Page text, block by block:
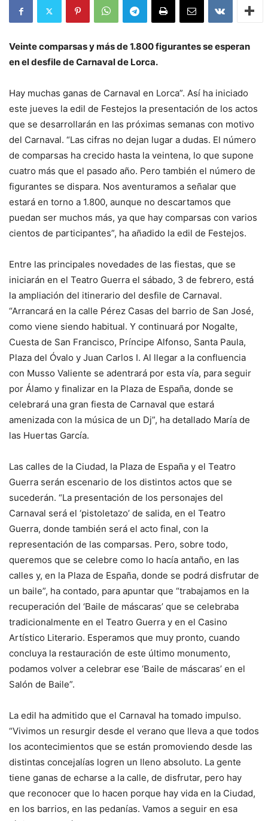
Veinte comparsas y más de 1.800 figurantes se esperan
en el desfile de Carnaval de Lorca.
Hay muchas ganas de Carnaval en Lorca”. Así ha iniciado
este jueves la edil de Festejos la presentación de los actos
que se desarrollarán en las próximas semanas con motivo
del Carnaval. “Las cifras no dejan lugar a dudas. El número
de comparsas ha crecido hasta la veintena, lo que supone
cuatro más que el pasado año. Pero también el número de
figurantes se dispara. Nos aventuramos a señalar que
estará en torno a 1.800, aunque no descartamos que
puedan ser muchos más, ya que hay comparsas con varios
cientos de participantes”, ha añadido la edil de Festejos.
Entre las principales novedades de las fiestas, que se
iniciarán en el Teatro Guerra el sábado, 3 de febrero, está
la ampliación del itinerario del desfile de Carnaval.
“Arrancará en la calle Pérez Casas del barrio de San José,
como viene siendo habitual. Y continuará por Nogalte,
Cuesta de San Francisco, Príncipe Alfonso, Santa Paula,
Plaza del Óvalo y Juan Carlos I. Al llegar a la confluencia
con Musso Valiente se adentrará por esta vía, para seguir
por Álamo y finalizar en la Plaza de España, donde se
celebrará una gran fiesta de Carnaval que estará
amenizada con la música de un Dj”, ha detallado María de
las Huertas García.
Las calles de la Ciudad, la Plaza de España y el Teatro
Guerra serán escenario de los distintos actos que se
sucederán. “La presentación de los personajes del
Carnaval será el ‘pistoletazo’ de salida, en el Teatro
Guerra, donde también será el acto final, con la
representación de las comparsas. Pero, sobre todo,
queremos que se celebre como lo hacía antaño, en las
calles y, en la Plaza de España, donde se podrá disfrutar de
un baile”, ha contado, para apuntar que “trabajamos en la
recuperación del ‘Baile de máscaras’ que se celebraba
tradicionalmente en el Teatro Guerra y en el Casino
Artístico Literario. Esperamos que muy pronto, cuando
concluya la restauración de este último monumento,
podamos volver a celebrar ese ‘Baile de máscaras’ en el
Salón de Baile”.
La edil ha admitido que el Carnaval ha tomado impulso.
“Vivimos un resurgir desde el verano que lleva a que todos
los acontecimientos que se están promoviendo desde las
distintas concejalías logren un lleno absoluto. La gente
tiene ganas de echarse a la calle, de disfrutar, pero hay
que reconocer que lo hacen porque hay vida en la Ciudad,
en los barrios, en las pedanías. Vamos a seguir en esa